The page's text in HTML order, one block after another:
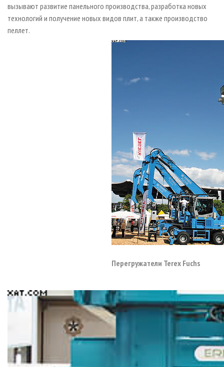
вызывают развитие панельного производства, разработка новых
технологий и получение новых видов плит, а также производство
пеллет.
Перегружатели Terex Fuchs